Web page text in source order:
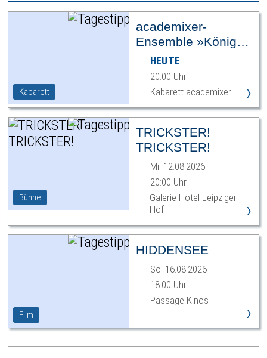
Kabarett
academixer-
Ensemble »König
Ödipus«
HEUTE
20:00 Uhr
Kabarett academixer
›
Bühne
TRICKSTER!
TRICKSTER!
Mi. 12.08.2026
20:00 Uhr
Galerie Hotel Leipziger
Hof
›
Film
HIDDENSEE
So. 16.08.2026
18:00 Uhr
Passage Kinos
›